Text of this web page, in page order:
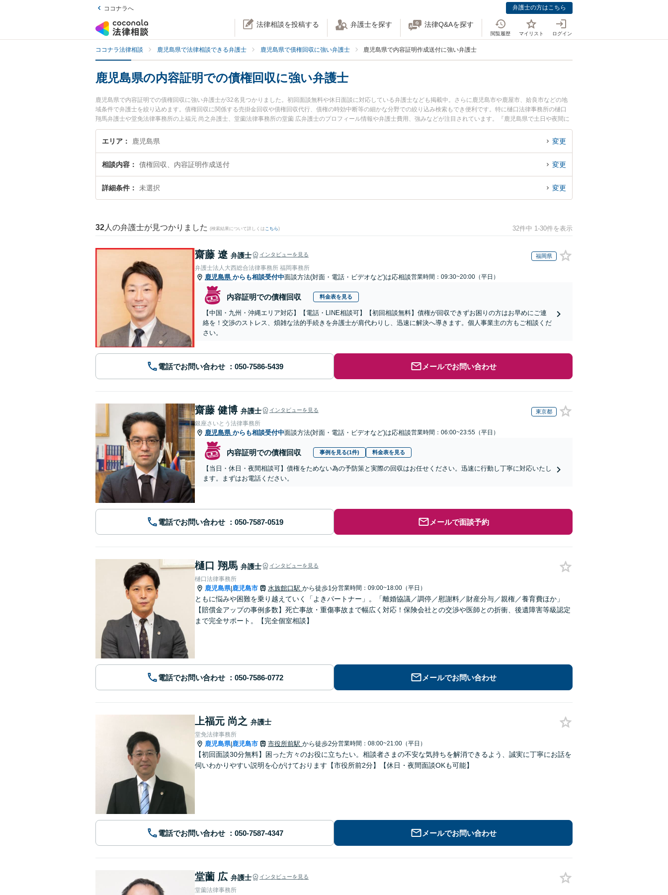
ココナラへ 弁護士の方はこちら
法律相談を投稿する 弁護士を探す 法律Q&Aを探す
閲覧履歴 マイリスト ログイン
ココナラ法律相談 鹿児島県で法律相談できる弁護士 鹿児島県で債権回収に強い弁護士 鹿児島県で内容証明作成送付に強い弁護士
鹿児島県の内容証明での債権回収に強い弁護士
鹿児島県で内容証明での債権回収に強い弁護士が32名見つかりました。初回面談無料や休日面談に対応している弁護士なども掲載中。さらに鹿児島市や鹿屋市、姶良市などの地
域条件で弁護士を絞り込めます。債権回収に関係する売掛金回収や債権回収代行、債権の時効中断等の細かな分野での絞り込み検索もでき便利です。特に樋口法律事務所の樋口
翔馬弁護士や堂免法律事務所の上福元 尚之弁護士、堂薗法律事務所の堂薗 広弁護士のプロフィール情報や弁護士費用、強みなどが注目されています。『鹿児島県で土日や夜間に
発生した内容証明での債権回収のトラブルを今すぐに弁護士に相談したい』『内容証明での債権回収のトラブル解決の実績豊富な近くの弁護士を検索したい』『初回相談無料で内
容証明での債権回収を法律相談できる鹿児島県内の弁護士に相談予約したい』などでお困りの相談者さんにおすすめです。
エリア 鹿児島県 変更
相談内容 債権回収、内容証明作成送付 変更
詳細条件 未選択 変更
32 人の弁護士が見つかりました (検索結果について詳しくは こちら) 32件中 1-30件を表示
齋藤 遼 弁護士 インタビューを見る 福岡県
弁護士法人大西総合法律事務所 福岡事務所
鹿児島県 からも相談受付中面談方法(対面・電話・ビデオなど)は応相談営業時間：09:30~20:00（平日）
内容証明での債権回収 料金表を見る
【中国・九州・沖縄エリア対応】【電話・LINE相談可】【初回相談無料】債権が回収できずお困りの方はお早めにご連
絡を！交渉のストレス、煩雑な法的手続きを弁護士が肩代わりし、迅速に解決へ導きます。個人事業主の方もご相談くだ
さい。
電話でお問い合わせ メールでお問い合わせ
齋藤 健博 弁護士 インタビューを見る 東京都
銀座さいとう法律事務所
鹿児島県 からも相談受付中面談方法(対面・電話・ビデオなど)は応相談営業時間：06:00~23:55（平日）
内容証明での債権回収 事例を見る(1件) 料金表を見る
【当日・休日・夜間相談可】債権をためない為の予防策と実際の回収はお任せください。迅速に行動し丁寧に対応いたし
ます。まずはお電話ください。
電話でお問い合わせ メールで面談予約
樋口 翔馬 弁護士 インタビューを見る
樋口法律事務所
鹿児島県|鹿児島市 水族館口駅 から徒歩1分営業時間：09:00~18:00（平日）
ともに悩みや困難を乗り越えていく「よきパートナー」。「離婚協議／調停／慰謝料／財産分与／親権／養育費ほか」
【賠償金アップの事例多数】死亡事故・重傷事故まで幅広く対応！保険会社との交渉や医師との折衝、後遺障害等級認定
まで完全サポート。【完全個室相談】
電話でお問い合わせ メールでお問い合わせ
上福元 尚之 弁護士
堂免法律事務所
鹿児島県|鹿児島市 市役所前駅 から徒歩2分営業時間：08:00~21:00（平日）
【初回面談30分無料】困った方々のお役に立ちたい。相談者さまの不安な気持ちを解消できるよう、誠実に丁寧にお話を
伺いわかりやすい説明を心がけております【市役所前2分】【休日・夜間面談OKも可能】
電話でお問い合わせ メールでお問い合わせ
堂薗 広 弁護士 インタビューを見る
堂薗法律事務所